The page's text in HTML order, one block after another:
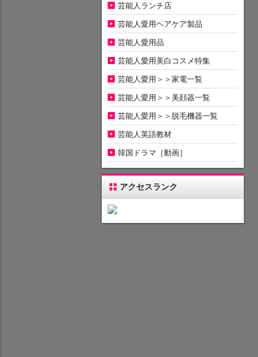
芸能人ランチ店
芸能人愛用ヘアケア製品
芸能人愛用品
芸能人愛用美白コスメ特集
芸能人愛用＞＞家電一覧
芸能人愛用＞＞美顔器一覧
芸能人愛用＞＞脱毛機器一覧
芸能人英語教材
韓国ドラマ［動画］
アクセスランク